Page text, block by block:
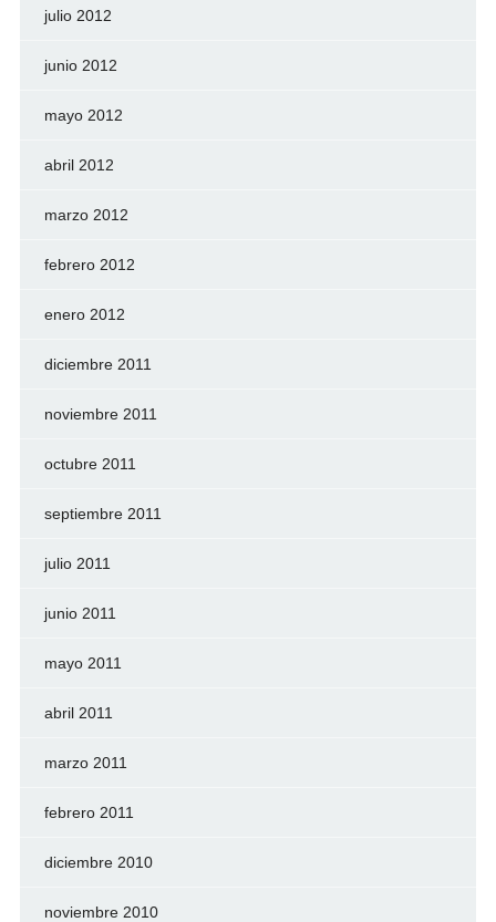
julio 2012
junio 2012
mayo 2012
abril 2012
marzo 2012
febrero 2012
enero 2012
diciembre 2011
noviembre 2011
octubre 2011
septiembre 2011
julio 2011
junio 2011
mayo 2011
abril 2011
marzo 2011
febrero 2011
diciembre 2010
noviembre 2010